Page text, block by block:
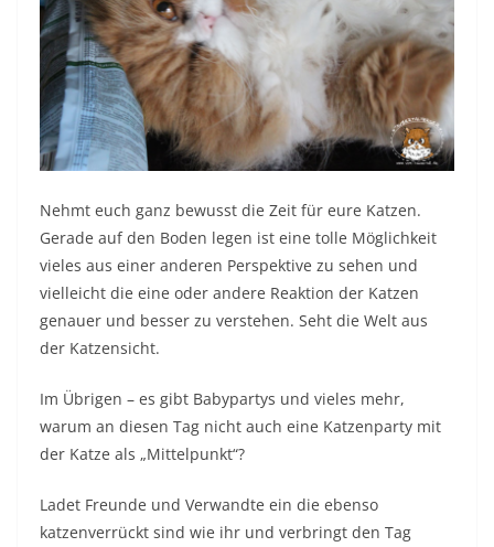
Nehmt euch ganz bewusst die Zeit für eure Katzen.
Gerade auf den Boden legen ist eine tolle Möglichkeit
vieles aus einer anderen Perspektive zu sehen und
vielleicht die eine oder andere Reaktion der Katzen
genauer und besser zu verstehen. Seht die Welt aus
der Katzensicht.
Im Übrigen – es gibt Babypartys und vieles mehr,
warum an diesen Tag nicht auch eine Katzenparty mit
der Katze als „Mittelpunkt“?
Ladet Freunde und Verwandte ein die ebenso
katzenverrückt sind wie ihr und verbringt den Tag